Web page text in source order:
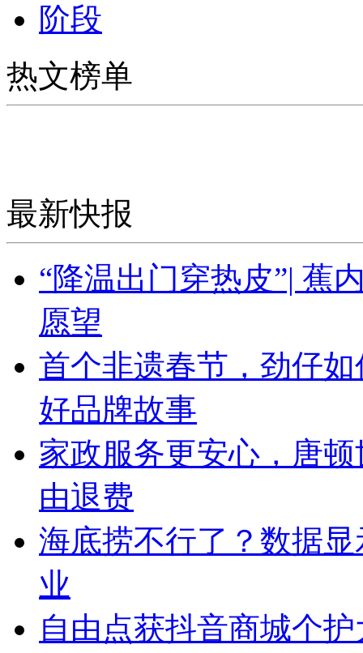
阶段
热文榜单
最新快报
“降温出门穿热皮”| 蕉
愿望
首个非遗春节，劲仔
好品牌故事
家政服务更安心，唐
由退费
海底捞不行了？数据
业
自由点获抖音商城个